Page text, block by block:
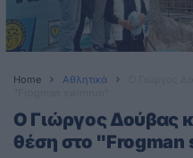
Home Αθλητικά
Ο Γιώργος Δούβας
θέση στο